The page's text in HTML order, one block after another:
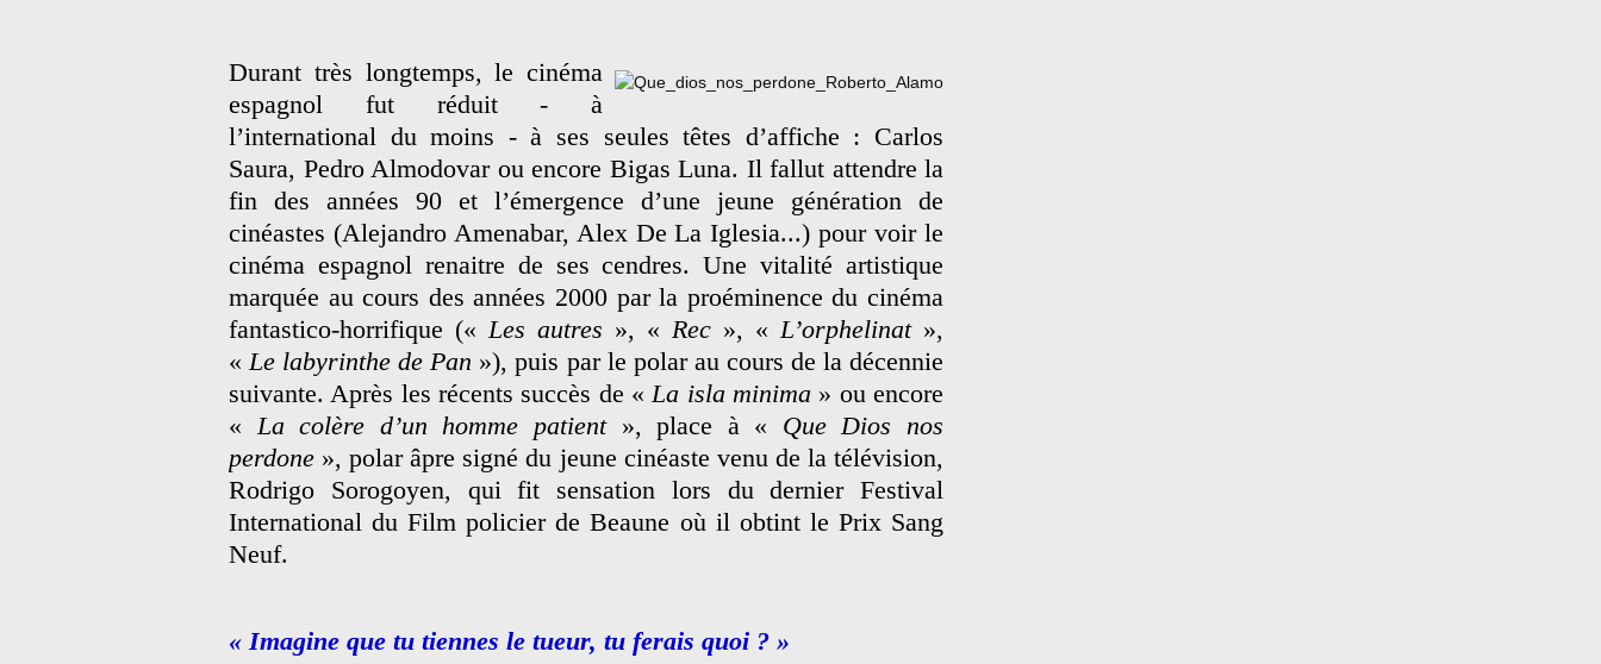
Durant très longtemps, le cinéma
espagnol fut réduit - à
l’international du moins - à ses seules têtes d’affiche : Carlos
Saura, Pedro Almodovar ou encore Bigas Luna. Il fallut attendre la
fin des années 90 et l’émergence d’une jeune génération de
cinéastes (Alejandro Amenabar, Alex De La Iglesia...) pour voir le
cinéma espagnol renaitre de ses cendres. Une vitalité artistique
marquée au cours des années 2000 par la proéminence du cinéma
fantastico-horrifique (« Les autres », « Rec », « L’orphelinat »,
« Le labyrinthe de Pan »), puis par le polar au cours de la décennie
suivante. Après les récents succès de « La isla minima » ou encore
« La colère d’un homme patient», place à « Que Dios nos
perdone », polar âpre signé du jeune cinéaste venu de la télévision,
Rodrigo Sorogoyen, qui fit sensation lors du dernier Festival
International du Film policier de Beaune où il obtint le Prix Sang
Neuf.
« Imagine que tu tiennes le tueur, tu ferais quoi ? »